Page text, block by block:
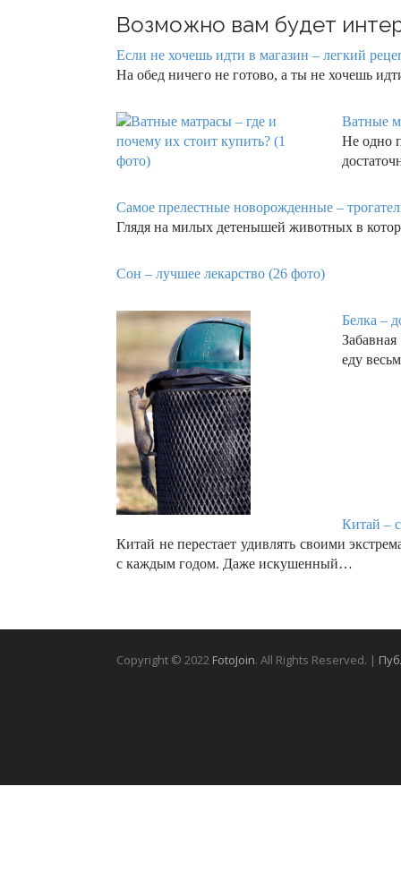
Возможно вам будет
Если не хочешь идти в магазин – легкий
На обед ничего не готово, а ты не хочешь
Ватные
Не одно
Самое прелестные новорожденные –
Глядя на милых детенышей животных в
Сон – лучшее лекарство (26 фото)
Белка –
еду
Китай –
Китай не перестает удивлять своими
с каждым годом. Даже искушенный…
Copyright © 2022 FotoJoin. All Rights Reserved. |